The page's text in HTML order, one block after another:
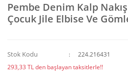
Pembe Denim Kalp
Çocuk Jile Elbise Ve
Stok Kodu
224.216431
293,33 TL den başlayan taksitlerle!!